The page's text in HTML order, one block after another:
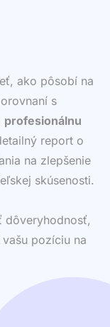
ako pôsobí na
s
profesionálnu
report o
na zlepšenie
skúsenosti.
dôveryhodnosť,
pozíciu na